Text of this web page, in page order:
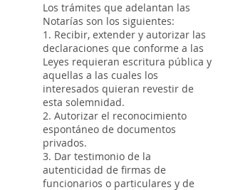
Los trámites que adelantan las
Notarías son los siguientes:
1. Recibir, extender y autorizar las
declaraciones que conforme a las
Leyes requieran escritura pública y
aquellas a las cuales los
interesados quieran revestir de
esta solemnidad.
2. Autorizar el reconocimiento
espontáneo de documentos
privados.
3. Dar testimonio de la
autenticidad de firmas de
funcionarios o particulares y de